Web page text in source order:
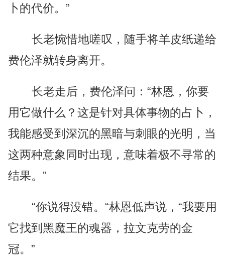
卜的代价。”
长老惋惜地嗟叹，随手将羊皮纸递给
费伦泽就转身离开。
长老走后，费伦泽问：“林恩，你要
用它做什么？这是针对具体事物的占卜，
我能感受到深沉的黑暗与刺眼的光明，当
这两种意象同时出现，意味着极不寻常的
结果。”
“你说得没错。“林恩低声说，“我要用
它找到黑魔王的魂器，拉文克劳的金
冠。”